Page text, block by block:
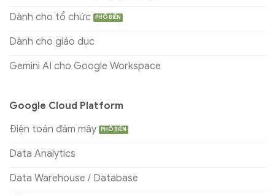
Dành cho tổ chức
Dành cho giáo dục
Gemini AI cho Google Workspace
Google Cloud Platform
Điện toán đám mây
Data Analytics
Data Warehouse / Database